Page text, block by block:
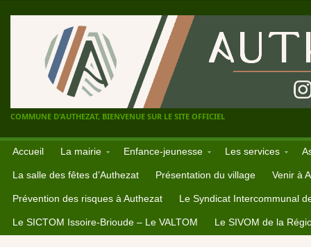
COMMUNE D'AUTHEZAT, BIENVENUE SUR LE SITE OFFICIEL
Accueil La mairie Enfance-jeunesse Les services
La salle des fêtes d’Authezat Présentation du village Venir à
Prévention des risques à Authezat Le Syndicat Intercommunal
Le SICTOM Issoire-Brioude – Le VALTOM Le SIVOM de la